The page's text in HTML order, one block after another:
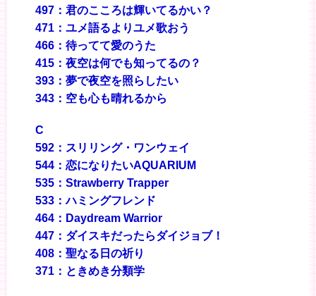
497：君のこころは輝いてるかい？
471：ユメ語るよりユメ歌おう
466：待ってて愛のうた
415：夜空は何でも知ってるの？
393：夢で夜空を照らしたい
343：空も心も晴れるから
C
592：スリリング・ワンウェイ
544：恋になりたいAQUARIUM
535：Strawberry Trapper
533：ハミングフレンド
464：Daydream Warrior
447：ダイスキだったらダイジョブ！
408：聖なる日の祈り
371：ときめき分類学